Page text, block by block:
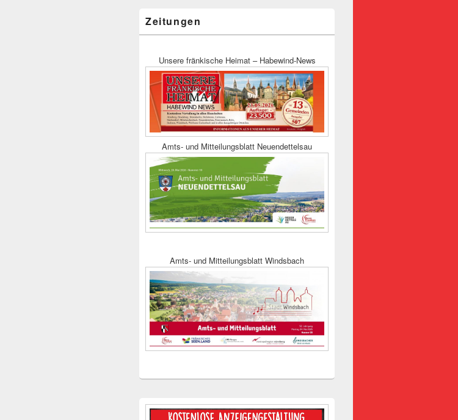
Zeitungen
Unsere fränkische Heimat – Habewind-News
Amts- und Mitteilungsblatt Neuendettelsau
Amts- und Mitteilungsblatt Windsbach